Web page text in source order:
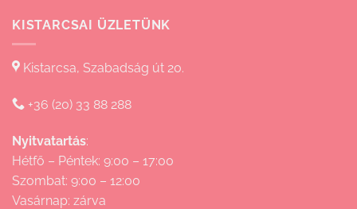
KISTARCSAI ÜZLETÜNK
Kistarcsa, Szabadság út 20.
+36 (20) 33 88 288
Nyitvatartás:
Hétfő – Péntek: 9:00 – 17:00
Szombat: 9:00 – 12:00
Vasárnap: zárva